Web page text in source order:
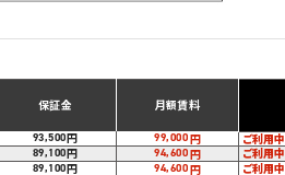
保証金 月額賃料
93,500円 99,000円 ご利用中
89,100円 94,600円 ご利用中
89,100円 94,600円 ご利用中